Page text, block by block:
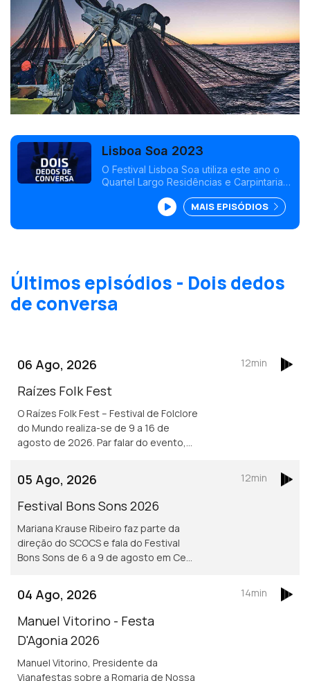
Lisboa Soa 2023
O Festival Lisboa Soa utiliza este ano o
Quartel Largo Residências e Carpintarias
explorar a arte sonora, ecologia e cultura
auditiva, de 24 a 27 de Agosto.
MAIS EPISÓDIOS
Últimos episódios - Dois dedos
de conversa
06 Ago, 2026
Raízes Folk Fest
O Raízes Folk Fest – Festival de Folclore
do Mundo realiza-se de 9 a 16 de
agosto de 2026. Par falar do evento,
12min
05 Ago, 2026
Festival Bons Sons 2026
Mariana Krause Ribeiro faz parte da
direção do SCOCS e fala do Festival
Bons Sons de 6 a 9 de agosto em Cem
ano sob a ideia de resistência.
12min
04 Ago, 2026
Manuel Vitorino - Festa
D'Agonia 2026
Manuel Vitorino, Presidente da
Vianafestas sobre a Romaria de Nossa
14min